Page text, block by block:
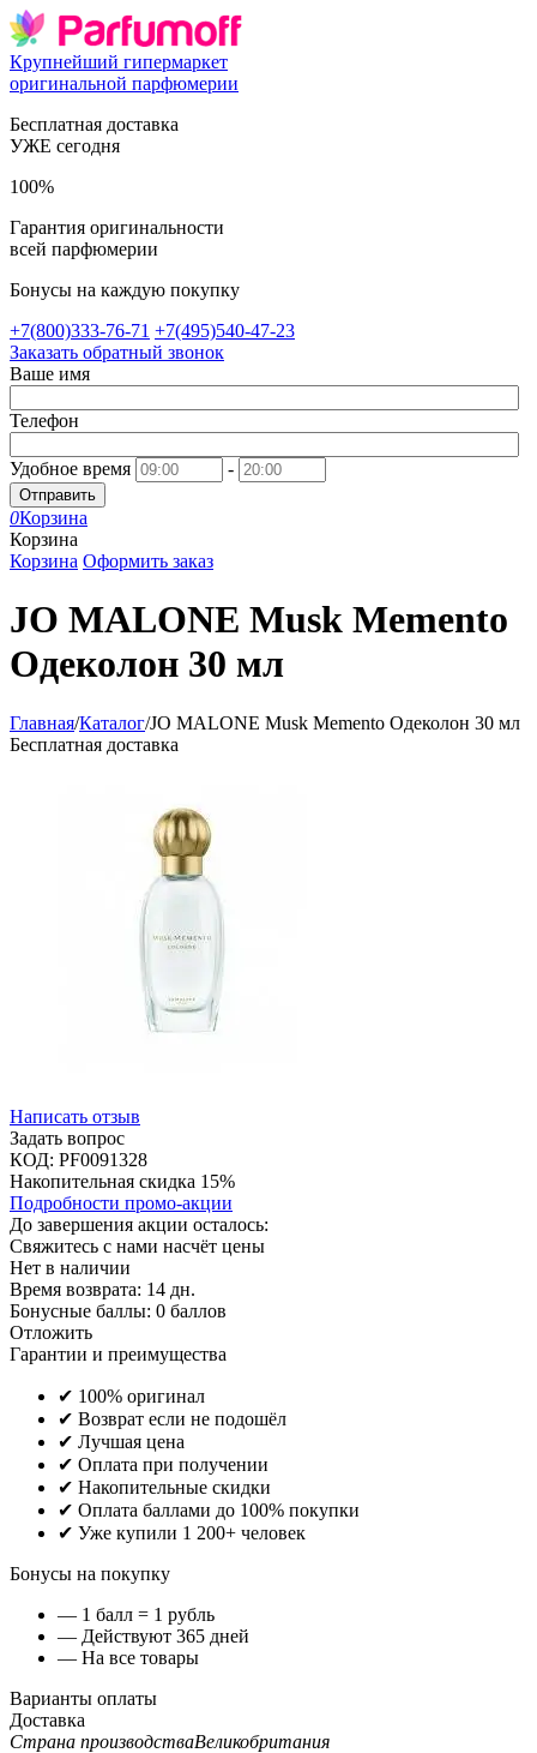
Крупнейший гипермаркет
оригинальной парфюмерии
Бесплатная доставка
УЖЕ сегодня
100%
Гарантия оригинальности
всей парфюмерии
Бонусы на каждую покупку
+7(800)333-76-71 +7(495)540-47-23
Заказать обратный звонок
Ваше имя
Телефон
Удобное время -
Отправить
0Корзина
Корзина
Корзина Оформить заказ
JO MALONE Musk Memento
Одеколон 30 мл
Главная/Каталог/JO MALONE Musk Memento Одеколон 30 мл
Бесплатная доставка
Написать отзыв
Задать вопрос
КОД: PF0091328
Накопительная скидка 15%
Подробности промо-акции
До завершения акции осталось:
Свяжитесь с нами насчёт цены
Нет в наличии
Время возврата: 14 дн.
Бонусные баллы: 0 баллов
Отложить
Гарантии и преимущества
✔ 100% оригинал
✔ Возврат если не подошёл
✔ Лучшая цена
✔ Оплата при получении
✔ Накопительные скидки
✔ Оплата баллами до 100% покупки
✔ Уже купили 1 200+ человек
Бонусы на покупку
— 1 балл = 1 рубль
— Действуют 365 дней
— На все товары
Варианты оплаты
Доставка
Страна производстваВеликобритания